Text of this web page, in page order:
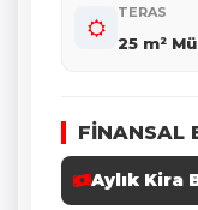
TERAS
25 m²
FİNANSAL
Aylık Kira